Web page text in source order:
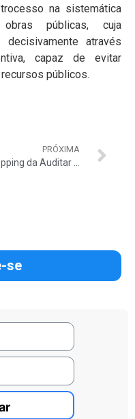
na sistemática
públicas, cuja
através
capaz de evitar
públicos.
PRÓXIMA
se